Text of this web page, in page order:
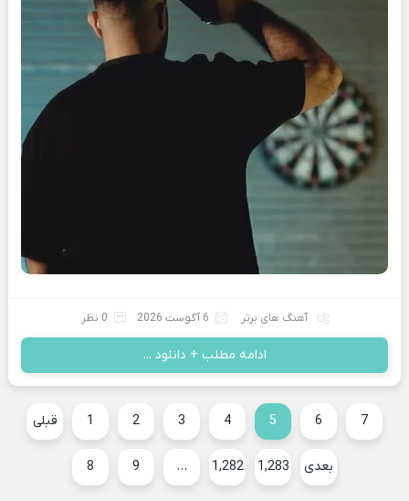
آهنگ های برتر 6 آگوست 2026 0 نظر
ادامه مطلب + دانلود ...
قبلی 1 2 3 4 5 6 7
8 9 … 1,282 1,283 بعدی